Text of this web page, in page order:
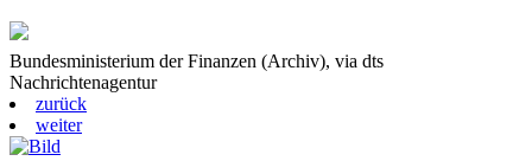
Bundesministerium der Finanzen (Archiv), via dts
Nachrichtenagentur
zurück
weiter